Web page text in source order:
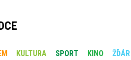
KULTURA SPORT KINO